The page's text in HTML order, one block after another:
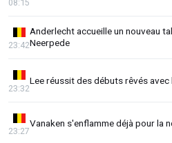
08:15
Anderlecht accueille un nouveau
Neerpede
23:42
Lee réussit des débuts rêvés avec
23:32
Vanaken s'enflamme déjà pour la
23:27